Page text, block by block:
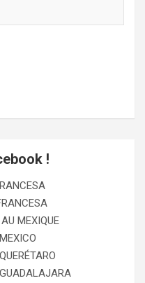
!
MEXIQUE